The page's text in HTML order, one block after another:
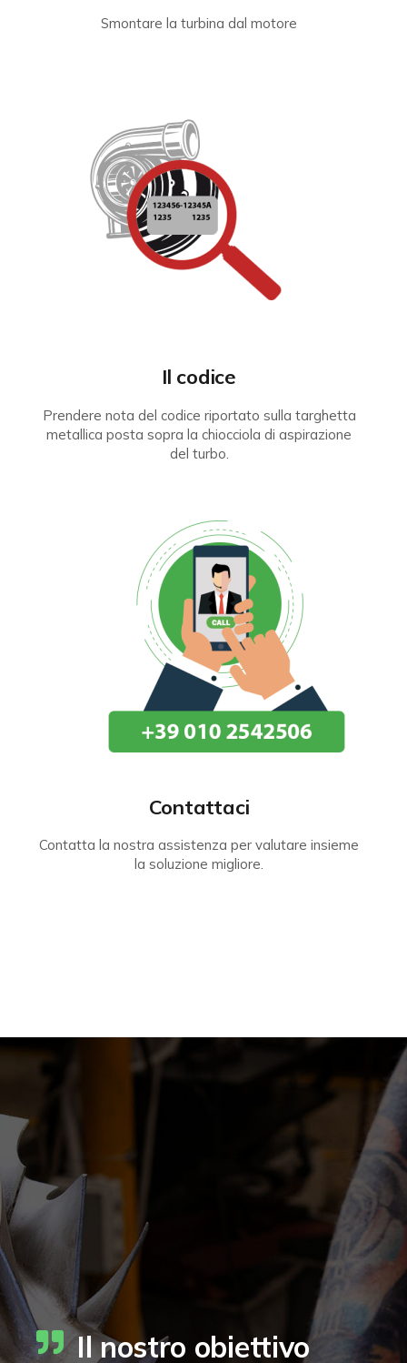
Smontare la turbina dal motore
Il codice
Prendere nota del codice riportato sulla targhetta
metallica posta sopra la chiocciola di aspirazione
del turbo.
Contattaci
Contatta la nostra assistenza per valutare insieme
la soluzione migliore.
Il nostro obiettivo